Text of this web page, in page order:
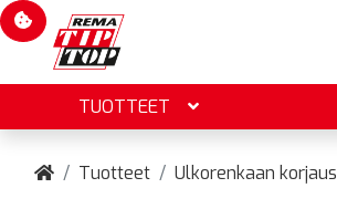
TUOTTEET
Tuotteet Ulkorenkaan korjaus
Evästevalinnat